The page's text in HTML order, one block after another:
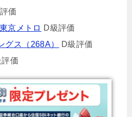
価
京メトロ D級評価
グス（268A）
D級評価
価